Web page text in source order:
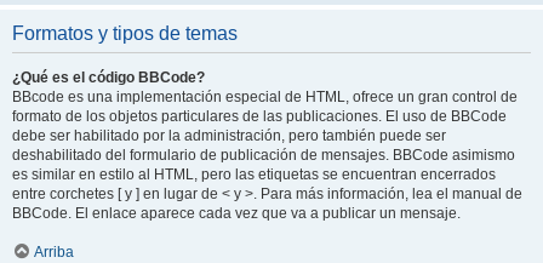
Formatos y tipos de temas
¿Qué es el código BBCode?
BBcode es una implementación especial de HTML, ofrece un gran control de
formato de los objetos particulares de las publicaciones. El uso de BBCode
debe ser habilitado por la administración, pero también puede ser
deshabilitado del formulario de publicación de mensajes. BBCode asimismo
es similar en estilo al HTML, pero las etiquetas se encuentran encerrados
entre corchetes [ y ] en lugar de < y >. Para más información, lea el manual de
BBCode. El enlace aparece cada vez que va a publicar un mensaje.
Arriba